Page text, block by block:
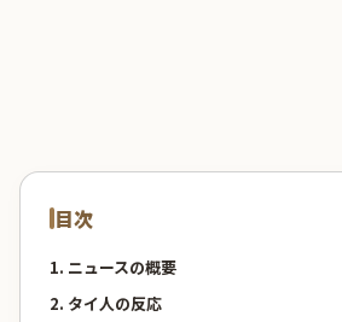
目次
1. ニュースの概要
2. タイ人の反応